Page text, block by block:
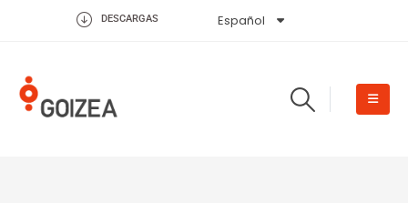
DESCARGAS Español
English